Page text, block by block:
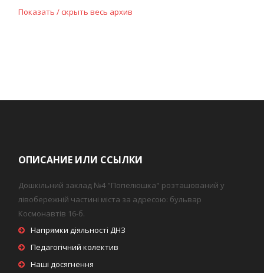
Показать / скрыть весь архив
ОПИСАНИЕ ИЛИ ССЫЛКИ
Дошкільний заклад №4 "Попелюшка" розташований у
лівобережній частині міста за адресою: бульвар
Космонавтів 16-б.
Напрямки діяльності ДНЗ
Педагогічний колектив
Наші досягнення